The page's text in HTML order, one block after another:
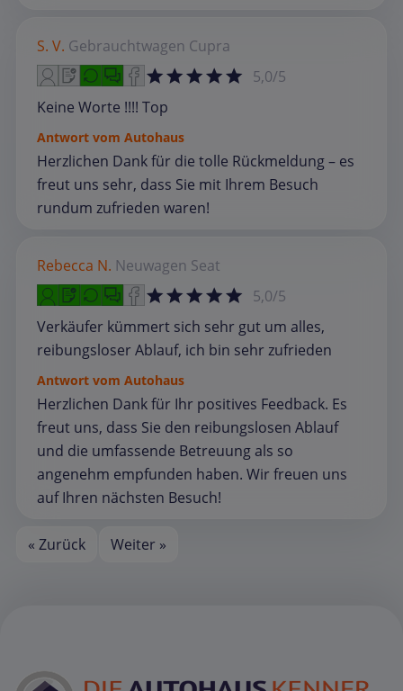
S. V. Gebrauchtwagen Cupra
5,0/5
Keine Worte !!!! Top
Antwort vom Autohaus
Herzlichen Dank für die tolle Rückmeldung – es
freut uns sehr, dass Sie mit Ihrem Besuch
rundum zufrieden waren!
Rebecca N. Neuwagen Seat
5,0/5
Verkäufer kümmert sich sehr gut um alles,
reibungsloser Ablauf, ich bin sehr zufrieden
Antwort vom Autohaus
Herzlichen Dank für Ihr positives Feedback. Es
freut uns, dass Sie den reibungslosen Ablauf
und die umfassende Betreuung als so
angenehm empfunden haben. Wir freuen uns
auf Ihren nächsten Besuch!
« Zurück Weiter »